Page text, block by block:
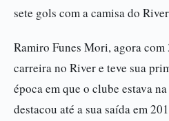
sete gols com a camisa do
Ramiro Funes Mori, agora com
carreira no River e teve sua
época em que o clube estava
destacou até a sua saída em